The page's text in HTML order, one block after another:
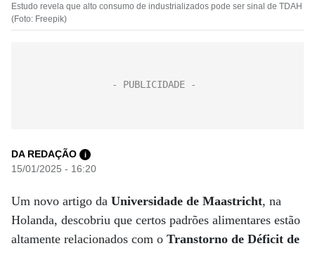
Estudo revela que alto consumo de industrializados pode ser sinal de TDAH
(Foto: Freepik)
DA REDAÇÃO i
15/01/2025 - 16:20
Um novo artigo da Universidade de Maastricht, na
Holanda, descobriu que certos padrões alimentares estão
altamente relacionados com o Transtorno de Déficit de